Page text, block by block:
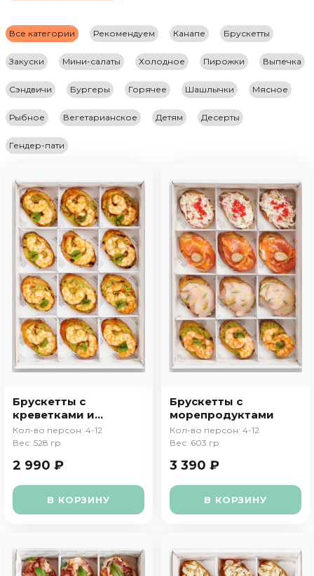
Все категории Рекомендуем Канапе Брускетты
Закуски Мини-салаты Холодное Пирожки Выпечка
Сэндвичи Бургеры Горячее Шашлычки Мясное
Рыбное Вегетарианское Детям Десерты
Гендер-пати
Брускетты с
креветками и
гуакамоле
Кол-во персон: 4-12
Вес: 528 гр
2 990 ₽
В КОРЗИНУ
Брускетты с
морепродуктами
Кол-во персон: 4-12
Вес: 603 гр
3 390 ₽
В КОРЗИНУ